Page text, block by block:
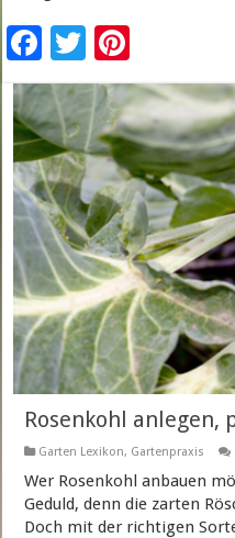
F
ac
e
b
o
o
k
T
wi
tt
er
nt
er
es
t
Rosenkohl
Garten Lexikon, Gartenpraxis
Wer Rosenkohl anbauen
Geduld, denn die zarten
Doch mit der richtigen